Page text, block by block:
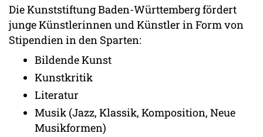
Die Kunststiftung Baden-Württemberg fördert
junge Künstlerinnen und Künstler in Form von
Stipendien in den Sparten:
Bildende Kunst
Kunstkritik
Literatur
Musik (Jazz, Klassik, Komposition, Neue
Musikformen)